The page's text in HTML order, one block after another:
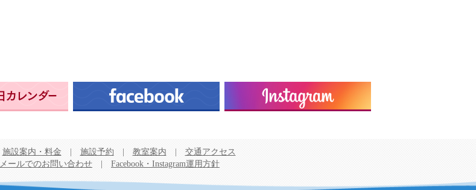
施設案内・料金| 施設予約 教室案内
交通アクセス
メールでのお問い合わせ Facebook・Instagram運用方針